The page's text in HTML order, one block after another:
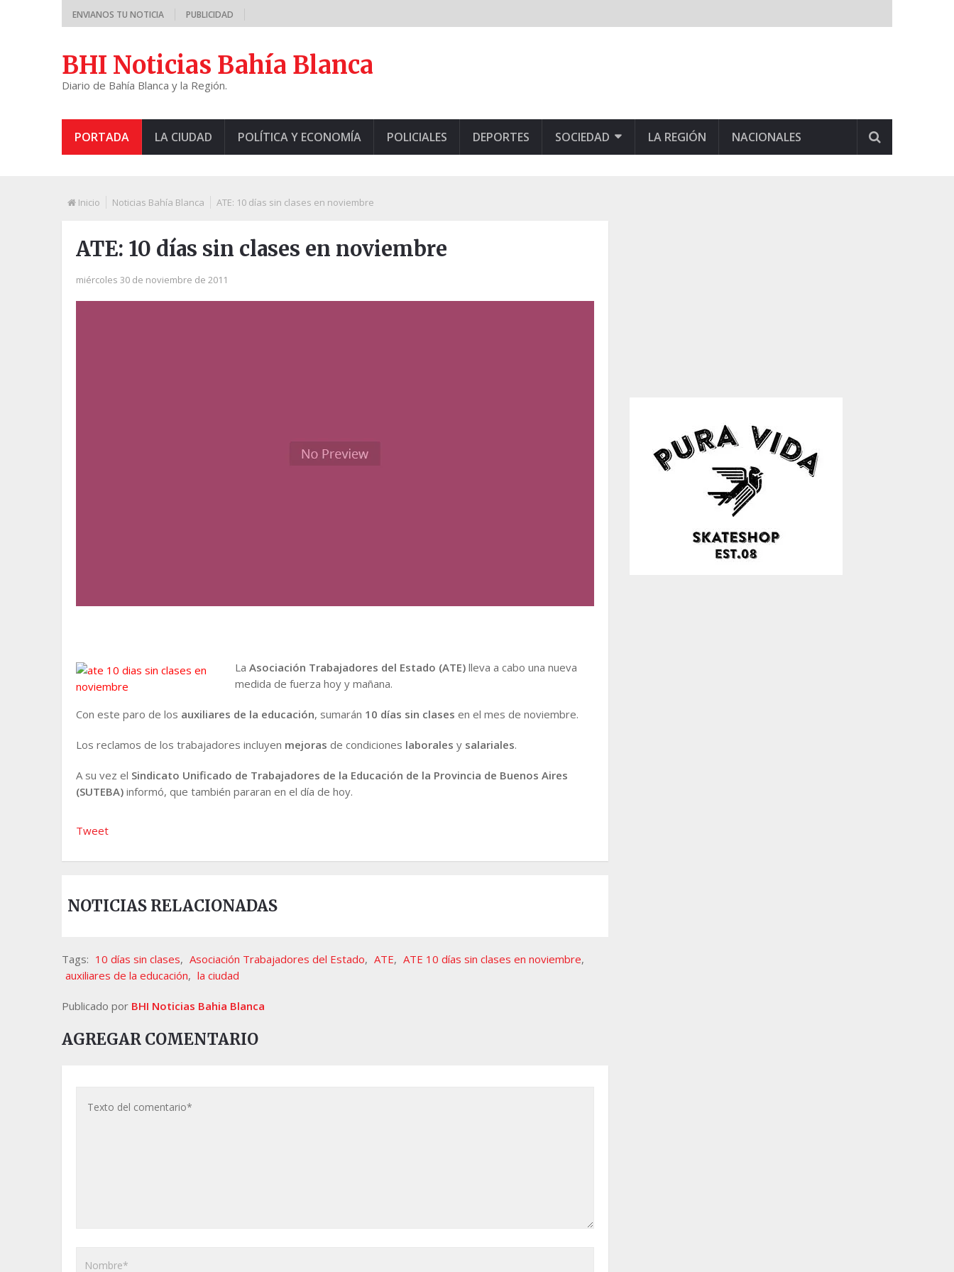
ENVIANOS TU NOTICIA PUBLICIDAD
BHI Noticias Bahía Blanca
Diario de Bahía Blanca y la Región.
PORTADA LA CIUDAD POLÍTICA Y ECONOMÍA POLICIALES DEPORTES SOCIEDAD LA REGIÓN NACIONALES
Inicio Noticias Bahía Blanca ATE: 10 días sin clases en noviembre
ATE: 10 días sin clases en noviembre
miércoles 30 de noviembre de 2011
La Asociación Trabajadores del Estado (ATE)lleva a cabo una nueva
medida de fuerza hoy y mañana.
Con este paro de los auxiliares de la educación, sumarán 10 días sin clases en el mes de noviembre.
Los reclamos de los trabajadores incluyen mejoras de condiciones laborales y salariales.
A su vez el Sindicato Unificado de Trabajadores de la Educación de la Provincia de Buenos Aires
(SUTEBA) informó, que también pararan en el día de hoy.
Tweet
NOTICIAS RELACIONADAS
Tags: 10 días sin clases, Asociación Trabajadores del Estado, ATE, ATE 10 días sin clases en noviembre,
auxiliares de la educación, la ciudad
Publicado por BHI Noticias Bahia Blanca
AGREGAR COMENTARIO